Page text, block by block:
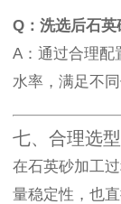
Q：洗选后石英
A：通过合理配
水率，满足不同
七、合理选
在石英砂加工过
量稳定性，也